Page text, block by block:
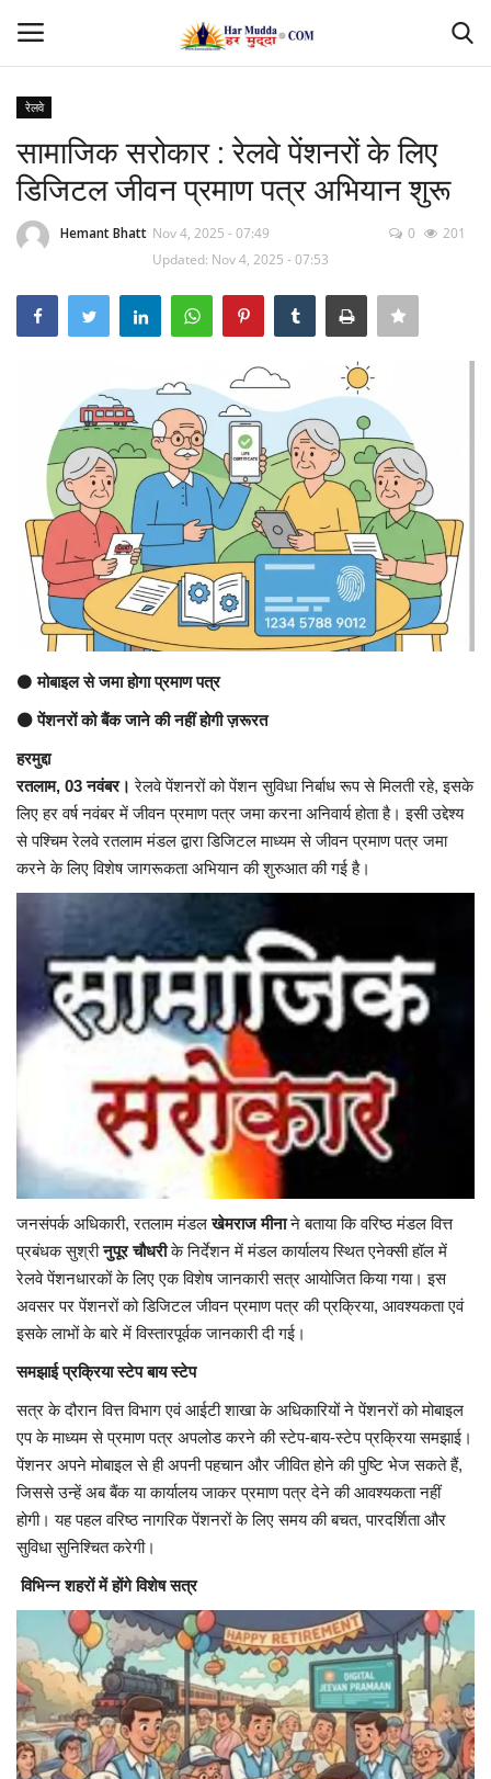
Home
Contact
छत्तीसगढ़
उत्तर प्रदेश
अंतर्राष्ट्रीय
कला संस्कृति
शख्सियत
मनोरंजन
धर्म-संस्कृति
विचार सरोकार
खेल सरोकार
यात्री सरोकार
कर्मचारी सरोकार
कारोबार सरोकार
साहित्य सरोकार
सेहत सरोकार
सामाजिक सरोकार
रेलवे
सामाजिक सरोकार : रेलवे पेंशनरों के लिए
डिजिटल जीवन प्रमाण पत्र अभियान शुरू
Hemant Bhatt Nov 4, 2025 - 07:49
Updated: Nov 4, 2025 - 07:53
0 201
⚫मोबाइल से जमा होगा प्रमाण पत्र
⚫ पेंशनरों को बैंक जाने की नहीं होगी ज़रूरत
हरमुद्दा
रतलाम, 03 नवंबर। रेलवे पेंशनरों को पेंशन सुविधा निर्बाध रूप से मिलती रहे, इसके
लिए हर वर्ष नवंबर में जीवन प्रमाण पत्र जमा करना अनिवार्य होता है। इसी उद्देश्य
से पश्चिम रेलवे रतलाम मंडल द्वारा डिजिटल माध्यम से जीवन प्रमाण पत्र जमा
करने के लिए विशेष जागरूकता अभियान की शुरुआत की गई है।
जनसंपर्क अधिकारी, रतलाम मंडलखेमराज मीनाने बताया कि वरिष्ठ मंडल वित्त
प्रबंधक सुश्रीनुपूर चौधरीके निर्देशन में मंडल कार्यालय स्थित एनेक्सी हॉल में
रेलवे पेंशनधारकों के लिए एक विशेष जानकारी सत्र आयोजित किया गया। इस
अवसर पर पेंशनरों को डिजिटल जीवन प्रमाण पत्र की प्रक्रिया, आवश्यकता एवं
इसके लाभों के बारे में विस्तारपूर्वक जानकारी दी गई।
समझाई प्रक्रिया स्टेप बाय स्टेप
सत्र के दौरान वित्त विभाग एवं आईटी शाखा के अधिकारियों ने पेंशनरों को मोबाइल
एप के माध्यम से प्रमाण पत्र अपलोड करने की स्टेप-बाय-स्टेप प्रक्रिया समझाई।
पेंशनर अपने मोबाइल से ही अपनी पहचान और जीवित होने की पुष्टि भेज सकते हैं,
जिससे उन्हें अब बैंक या कार्यालय जाकर प्रमाण पत्र देने की आवश्यकता नहीं
होगी। यह पहल वरिष्ठ नागरिक पेंशनरों के लिए समय की बचत, पारदर्शिता और
सुविधा सुनिश्चित करेगी।
विभिन्न शहरों में होंगे विशेष सत्र